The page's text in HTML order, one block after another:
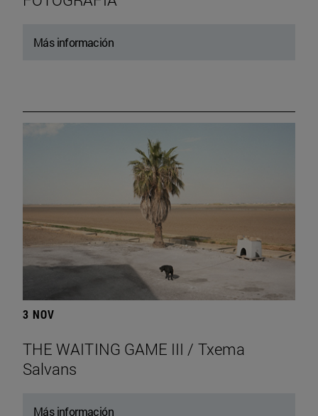
Más información
3 NOV
THE WAITING GAME III / Txema
Salvans
Más información